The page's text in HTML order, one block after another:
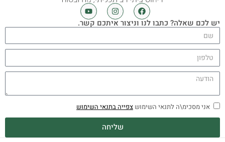
יש לכם שאלה? כתבו לנו וניצור איתכם קשר.
אני מסכימ\ה לתנאי השימוש צפייה בתנאי השימוש
שליחה